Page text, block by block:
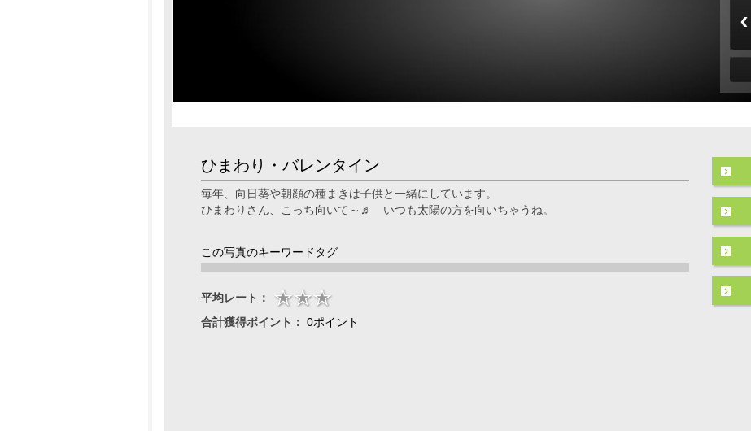
ひまわり・バレンタイン
毎年、向日葵や朝顔の種まきは子供と一緒にしています。
ひまわりさん、こっち向いて～♬ いつも太陽の方を向いちゃうね。
この写真のキーワードタグ
平均レート：
合計獲得ポイント： 0ポイント